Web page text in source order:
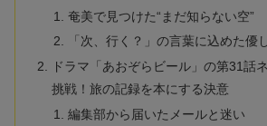
奄美で見つけた“まだ知らない空”
「次、行く？」の言葉に込めた優
ドラマ「あおぞらビール」の第31話
挑戦！旅の記録を本にする決意
編集部から届いたメールと迷い